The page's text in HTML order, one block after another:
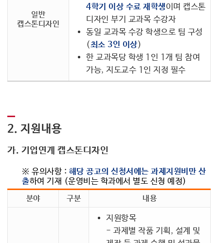
일반
캡스톤디자인
4학기 이상 수료 재학생이며 캡스톤
디자인 부기 교과목 수강자
동일 교과목 수강 학생으로 팀 구성
(최소 3인 이상)
한 교과목당 학생 1인 1개 팀 참여
가능, 지도교수 1인 지정 필수
2. 지원내용
가. 기업연계 캡스톤디자인
※ 유의사항 : 해당 공고의 신청서에는 과제지원비만 산
출하여 기재 (운영비는 학과에서 별도 신청 예정)
분야 구분 내용
지원항목
- 과제별 작품 기획, 설계 및